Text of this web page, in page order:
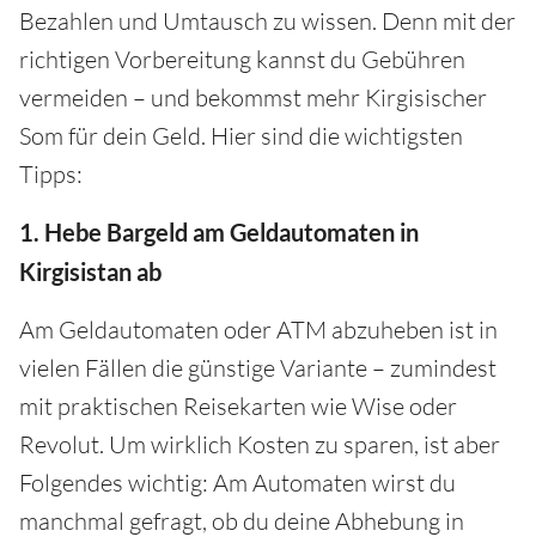
Bezahlen und Umtausch zu wissen. Denn mit der
richtigen Vorbereitung kannst du Gebühren
vermeiden – und bekommst mehr Kirgisischer
Som für dein Geld. Hier sind die wichtigsten
Tipps:
1. Hebe Bargeld am Geldautomaten in
Kirgisistan ab
Am Geldautomaten oder ATM abzuheben ist in
vielen Fällen die günstige Variante – zumindest
mit praktischen Reisekarten wie Wise oder
Revolut. Um wirklich Kosten zu sparen, ist aber
Folgendes wichtig: Am Automaten wirst du
manchmal gefragt, ob du deine Abhebung in